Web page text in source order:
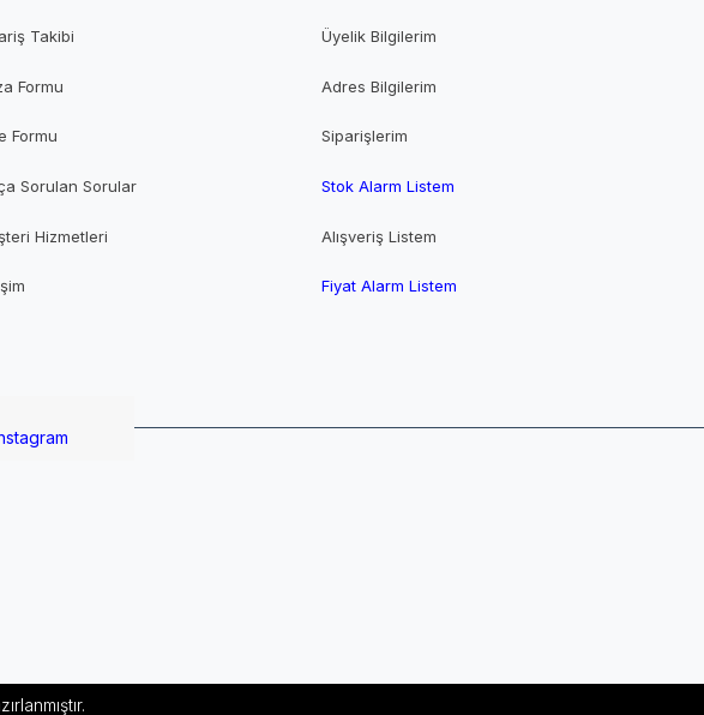
Takibi
Formu
Formu
Sorulan Sorular
Hizmetleri
Üyelik Bilgilerim
Adres Bilgilerim
Siparişlerim
Stok Alarm Listem
Alışveriş Listem
Fiyat Alarm Listem